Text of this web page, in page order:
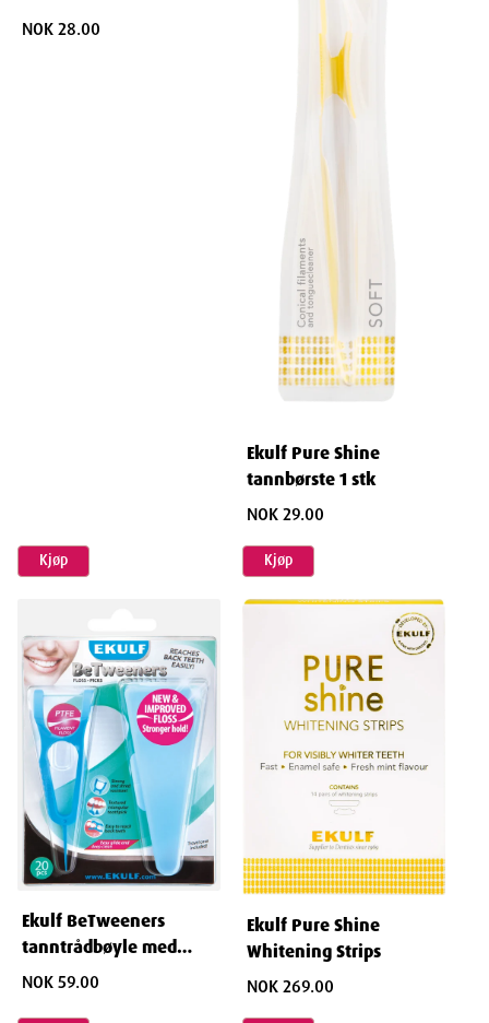
NOK 28.00
Kjøp
Ekulf Pure Shine
tannbørste 1 stk
NOK 29.00
Kjøp
Ekulf BeTweeners
tanntrådbøyle med
tannstikke 20 stk
NOK 59.00
Ekulf Pure Shine
Whitening Strips
NOK 269.00